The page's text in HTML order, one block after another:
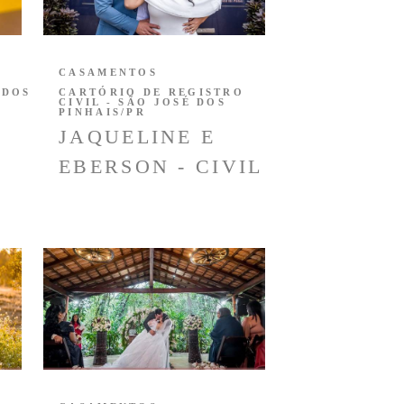
JAQUELINE E
EBERSON - CIVIL
CASAMENTOS
CARTÓRIO DE REGISTRO
CIVIL - SÃO JOSÉ DOS
PINHAIS/PR